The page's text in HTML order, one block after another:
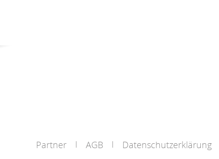
Partner AGB Datenschutzerklärung